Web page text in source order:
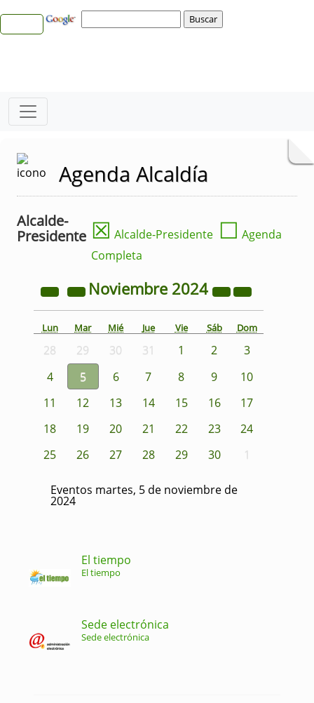
Agenda Alcaldía
Alcalde-
Presidente ☒ Alcalde-Presidente ☐ Agenda
Completa
Noviembre 2024
Lun Mar Mié Jue Vie Sáb Dom
28 29 30 31 1 2
3
4
5 6 7 8 9
10
11
12 13 14 15 16
17
18
19 20 21 22 23
24
25
26 27 28 29 30 1
Eventos martes, 5 de noviembre de
2024
El tiempo
El tiempo
Sede electrónica
Sede electrónica